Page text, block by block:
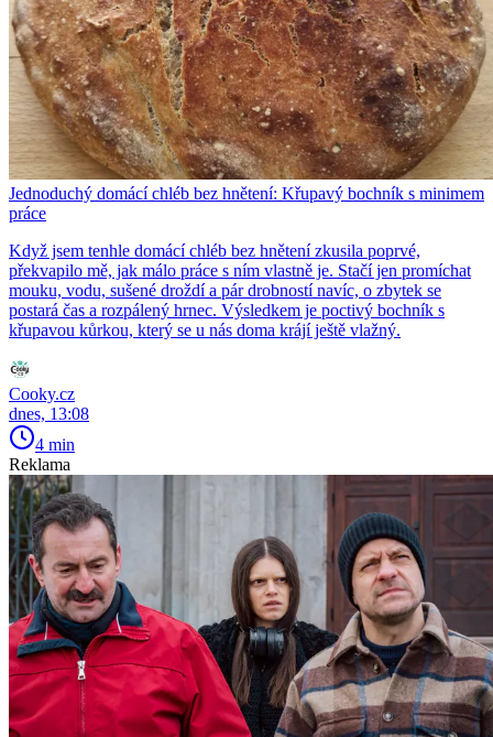
Jednoduchý domácí chléb bez hnětení: Křupavý bochník s minimem
práce
Když jsem tenhle domácí chléb bez hnětení zkusila poprvé,
překvapilo mě, jak málo práce s ním vlastně je. Stačí jen promíchat
mouku, vodu, sušené droždí a pár drobností navíc, o zbytek se
postará čas a rozpálený hrnec. Výsledkem je poctivý bochník s
křupavou kůrkou, který se u nás doma krájí ještě vlažný.
Cooky.cz
dnes, 13:08
4 min
Reklama